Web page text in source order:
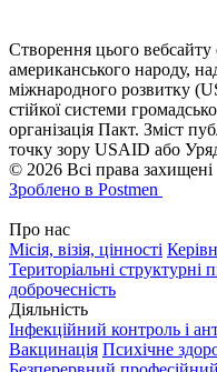
Створення цього
американського народу,
міжнародного розвитку
стійкої системи
організація Пакт. Зміст
точку зору USAID або
© 2026 Всі права захищені
Зроблено в Postmen
Про нас
Місія, візія, цінності
Територіальні структурні
доброчесність
Діяльність
Інфекційний контроль і
Вакцинація Психічне